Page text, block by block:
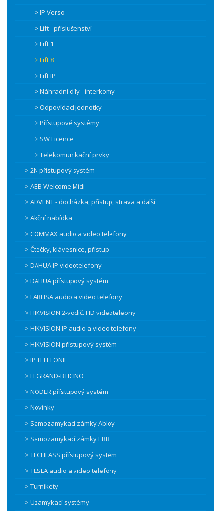
> IP Verso
> Lift - příslušenství
> Lift 1
> Lift 8
> Lift IP
> Náhradní díly - interkomy
> Odpovídací jednotky
> Přístupové systémy
> SW Licence
> Telekomunikační prvky
> 2N přístupový systém
> ABB Welcome Midi
> ADVENT - docházka, přístup, strava a další
> Akční nabídka
> COMMAX audio a video telefony
> Čtečky, klávesnice, přístup
> DAHUA IP videotelefony
> DAHUA přístupový systém
> FARFISA audio a video telefony
> HIKVISION 2-vodič. HD videoteleony
> HIKVISION IP audio a video telefony
> HIKVISION přístupový systém
> IP TELEFONIE
> LEGRAND-BTICINO
> NODER přístupový systém
> Novinky
> Samozamykací zámky Abloy
> Samozamykací zámky ERBI
> TECHFASS přístupový systém
> TESLA audio a video telefony
> Turnikety
> Uzamykací systémy